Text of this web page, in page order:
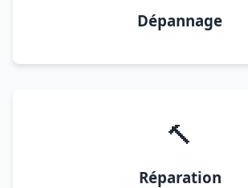
Dépannage
🔨
Réparation